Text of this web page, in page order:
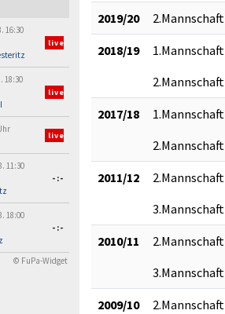
16:30
live
18:30
live
live
11:30
-:-
18:00
-:-
© FuPa-Widget
2019/20 2.Mannschaft
2018/19 1.Mannschaft
2.Mannschaft
2017/18 1.Mannschaft
2.Mannschaft
2011/12 2.Mannschaft
3.Mannschaft
2010/11 2.Mannschaft
3.Mannschaft
2009/10 2.Mannschaft